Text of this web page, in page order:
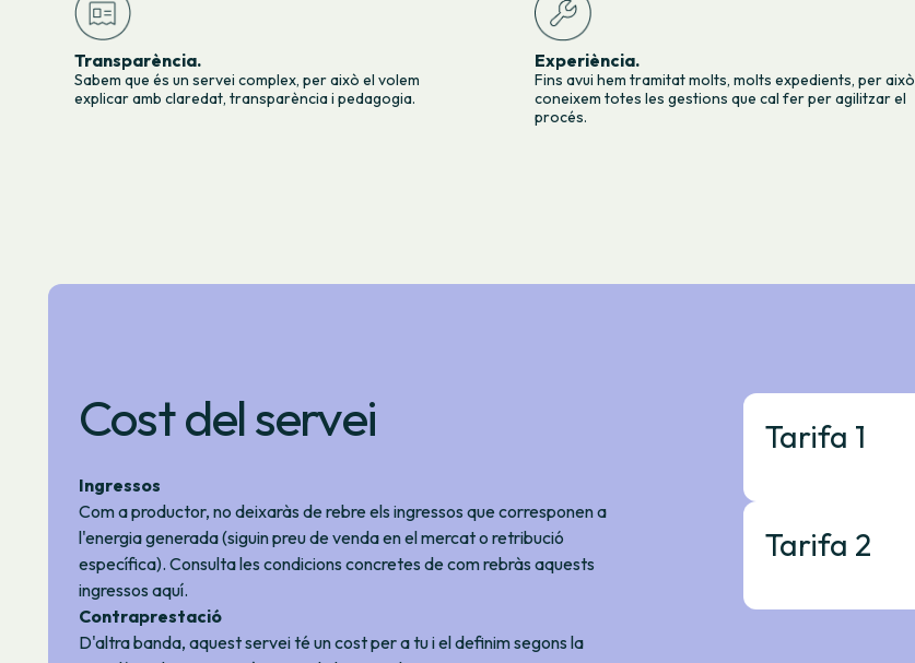
Transparència.
Sabem que és un servei complex, per això el volem
explicar amb claredat, transparència i pedagogia.
Experiència.
Fins avui hem tramitat molts, molts expedients, per això
coneixem totes les gestions que cal fer per agilitzar el
procés.
Cost del servei
Ingressos
Com a productor, no deixaràs de rebre els ingressos que corresponen a
l'energia generada (siguin preu de venda en el mercat o retribució
específica). Consulta les condicions concretes de com rebràs aquests
ingressos aquí.
Contraprestació
D'altra banda, aquest servei té un cost per a tu i el definim segons la
Tarifa 1
Tarifa 2